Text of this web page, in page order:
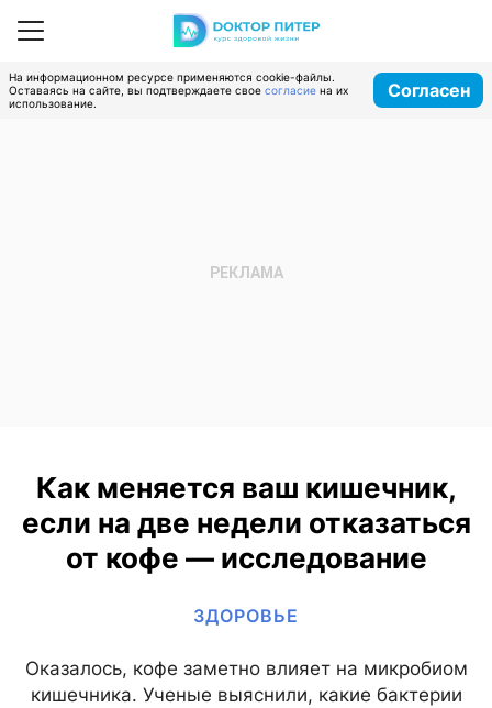
На информационном ресурсе применяются cookie-файлы.
Оставаясь на сайте, вы подтверждаете свое согласие на их
использование.
Согласен
Как меняется ваш кишечник,
если на две недели отказаться
от кофе — исследование
ЗДОРОВЬЕ
Оказалось, кофе заметно влияет на микробиом
кишечника. Ученые выяснили, какие бактерии